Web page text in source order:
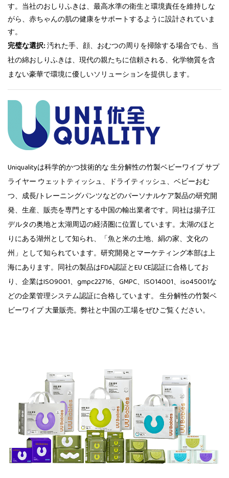
す。当社のおしりふきは、最高水準の衛生と環境責任を維持しな
がら、赤ちゃんの肌の健康をサポートするように設計されていま
す。
完璧な選択:汚れた手、顔、おむつの周りを掃除する場合でも、当
社の綿おしりふきは、現代の親たちに信頼される、化学物質を含
まない豪華で環境に優しいソリューションを提供します。
Uniqualityは科学的かつ技術的な生分解性の竹製ベビーワイプ サプ
ライヤー ウェットティッシュ、ドライティッシュ、ベビーおむ
つ、成長/トレーニングパンツなどのパーソナルケア製品の研究開
発、生産、販売を専門とする中国の輸出業者です。同社は揚子江
デルタの奥地と太湖周辺の経済圏に位置しています。太湖のほと
りにある湖州として知られ、「魚と米の土地、絹の家、文化の
州」として知られています。研究開発とマーケティング本部は上
海にあります。同社の製品はFDA認証とEU CE認証に合格してお
り、企業はISO9001、gmpc22716、GMPC、ISO14001、iso45001な
どの企業管理システム認証に合格しています。 生分解性の竹製ベ
ビーワイプ 大量販売。弊社と中国の工場をぜひご覧ください。